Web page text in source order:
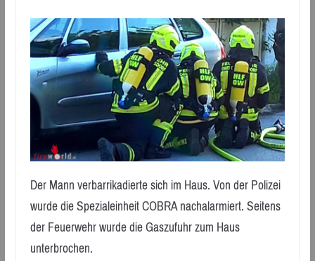
Der Mann verbarrikadierte sich im Haus. Von der Polizei
wurde die Spezialeinheit COBRA nachalarmiert. Seitens
der Feuerwehr wurde die Gaszufuhr zum Haus
unterbrochen.